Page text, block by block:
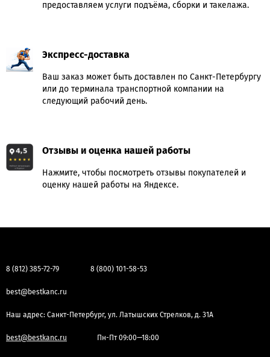
предоставляем услуги подъёма, сборки и такелажа.
Экспресс-доставка
Ваш заказ может быть доставлен по Санкт-Петербургу
или до терминала транспортной компании на
следующий рабочий день.
Отзывы и оценка нашей работы
Нажмите, чтобы посмотреть отзывы покупателей и
оценку нашей работы на Яндексе.
8 (812) 385-72-79 8 (800) 101-58-53
best@bestkanc.ru
Наш адрес: Санкт-Петербург, ул. Латышских Стрелков, д. 31А
best@bestkanc.ru Пн-Пт 09:00—18:00